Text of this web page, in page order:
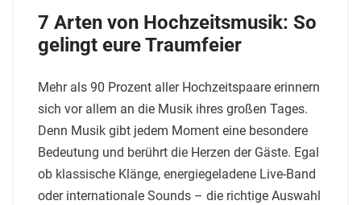
7 Arten von Hochzeitsmusik: So
gelingt eure Traumfeier
Mehr als 90 Prozent aller Hochzeitspaare erinnern
sich vor allem an die Musik ihres großen Tages.
Denn Musik gibt jedem Moment eine besondere
Bedeutung und berührt die Herzen der Gäste. Egal
ob klassische Klänge, energiegeladene Live-Band
oder internationale Sounds – die richtige Auswahl